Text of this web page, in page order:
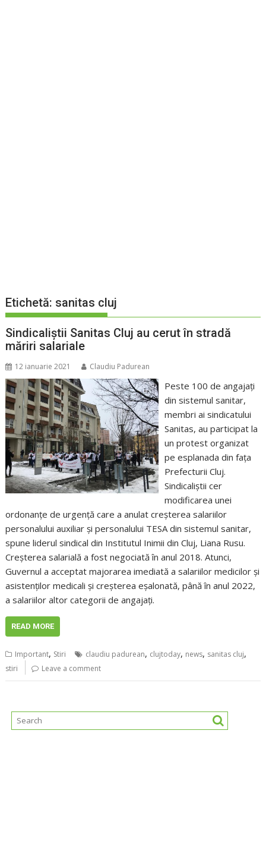
Etichetă: sanitas cluj
Sindicaliștii Sanitas Cluj au cerut în stradă
măriri salariale
12 ianuarie 2021 Claudiu Padurean
Peste 100 de angajați
din sistemul sanitar,
membri ai sindicatului
Sanitas, au participat la
un protest organizat
pe esplanada din fața
Prefecturii Cluj.
Sindicaliștii cer
modificarea unei
ordonanțe de urgență care a anulat creșterea salariilor
personalului auxiliar și personalului TESA din sistemul sanitar,
spune liderul sindical din Institutul Inimii din Cluj, Liana Rusu.
Creșterea salarială a fost negociată în anul 2018. Atunci,
Guvernul a acceptat majorarea imediată a salariilor medicilor și
asistenților medicali și creșterea eșalonată, până în anul 2022,
a salariilor altor categorii de angajați.
READ MORE
Important, Stiri claudiu padurean, clujtoday, news, sanitas cluj,
stiri Leave a comment